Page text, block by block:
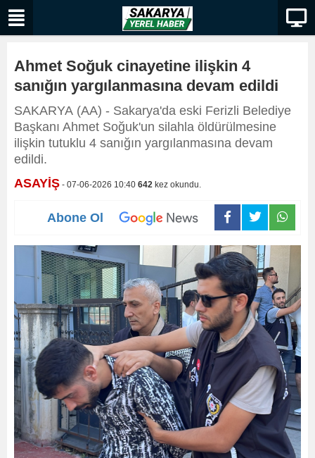
Ahmet Soğuk cinayetine ilişkin 4
sanığın yargılanmasına devam edildi
SAKARYA (AA) - Sakarya'da eski Ferizli Belediye
Başkanı Ahmet Soğuk'un silahla öldürülmesine
ilişkin tutuklu 4 sanığın yargılanmasına devam
edildi.
ASAYİŞ - 07-06-2026 10:40 642 kez okundu.
Abone Ol